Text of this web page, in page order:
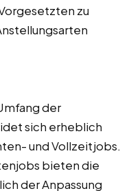
zu
der
sich erheblich
und Vollzeitjobs.
bieten die
der Anpassung